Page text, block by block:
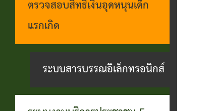
โอน
เงิน
บัญชี
เบี้ย
กอง
การ
ศึกษา
ดำเนิน
การตาม
นโยบาย
การ
บริหาร
คิดเห็น
แจ้ง
ข้อมูล
เบาะแส
ตรวจสอบสิทธิเงินอุดหนุนเด็ก
แรกเกิด
ระบบสารบรรณอิเล็กทรอนิกส์